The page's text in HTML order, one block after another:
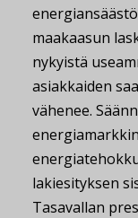
maakaasun
nykyistä
asiakkaiden
vähenee.
lakiesityksen
Tasavallan